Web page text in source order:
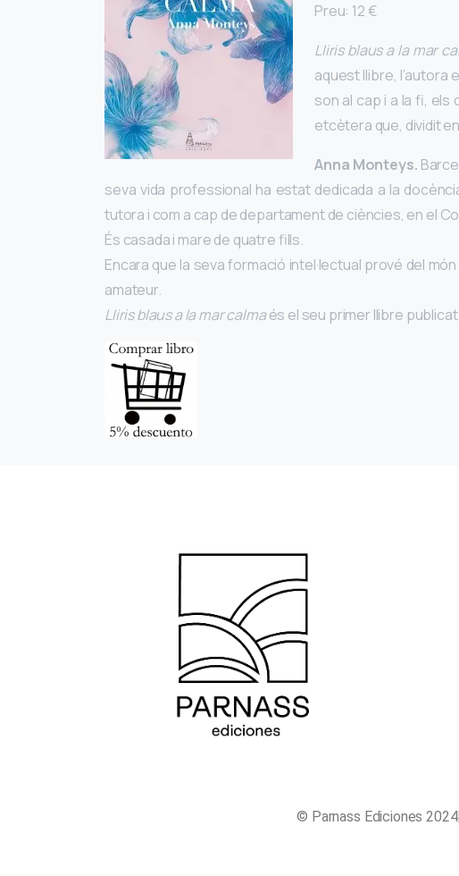
Preu: 12 €
Lliris blaus a la mar
aquest llibre, l’autora
son al cap i a la fi, els
etcètera que, dividit
Anna Monteys.
seva vida professional ha estat dedicada a la
tutora i com a cap de departament de ciències, en el
És casada i mare de quatre fills.
Encara que la seva formació intel·lectual prové del
amateur.
Lliris blaus a la mar calmaés el seu primer llibre publicat.
© Parnass Ediciones 2024|